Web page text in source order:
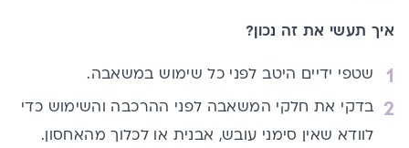
איך תעשי את זה נכון?
שטפי ידיים היטב לפני כל שימוש במשאבה.
בדקי את חלקי המשאבה לפני ההרכבה והשימוש כדי
לוודא שאין סימני עובש, אבנית או לכלוך מהאחסון.